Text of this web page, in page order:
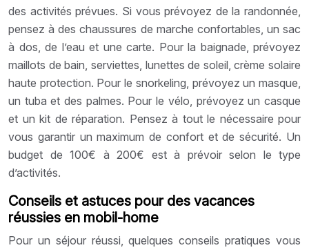
des activités prévues. Si vous prévoyez de la randonnée,
pensez à des chaussures de marche confortables, un sac
à dos, de l’eau et une carte. Pour la baignade, prévoyez
maillots de bain, serviettes, lunettes de soleil, crème solaire
haute protection. Pour le snorkeling, prévoyez un masque,
un tuba et des palmes. Pour le vélo, prévoyez un casque
et un kit de réparation. Pensez à tout le nécessaire pour
vous garantir un maximum de confort et de sécurité. Un
budget de 100€ à 200€ est à prévoir selon le type
d’activités.
Conseils et astuces pour des vacances
réussies en mobil-home
Pour un séjour réussi, quelques conseils pratiques vous